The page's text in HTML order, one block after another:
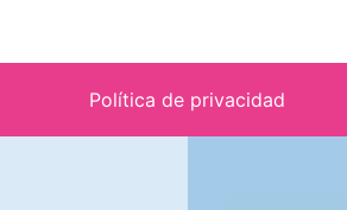
Política de privacidad